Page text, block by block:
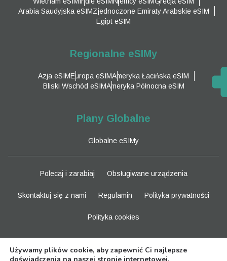
Arabia Saudyjska eSIMZjednoczone Emiraty Arabskie eSIM
Egipt eSIM
Regionalne eSIMy
Azja eSIMEuropa eSIMAmeryka Łacińska eSIM
Bliski Wschód eSIMAmeryka Północna eSIM
Plany Globalne
Globalne eSIMy
Polecaj i zarabiaj Obsługiwane urządzenia
Skontaktuj się z nami Regulamin Polityka prywatności
Polityka cookies
Używamy plików cookie, aby zapewnić Ci najlepsze